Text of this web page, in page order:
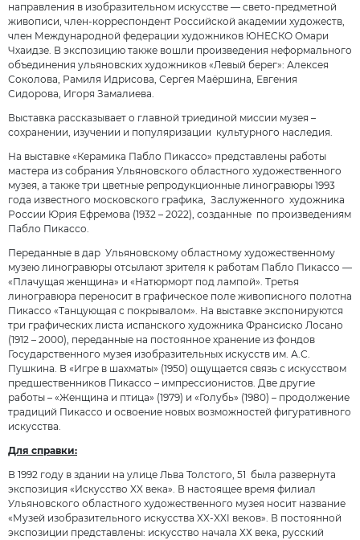
направления в изобразительном искусстве — свето-предметной
живописи, член-корреспондент Российской академии художеств,
член Международной федерации художников ЮНЕСКО Омари
Чхаидзе. В экспозицию также вошли произведения неформального
объединения ульяновских художников «Левый берег»: Алексея
Соколова, Рамиля Идрисова, Сергея Маёршина, Евгения
Сидорова, Игоря Замалиева.
Выставка рассказывает о главной триединой миссии музея –
сохранении, изучении и популяризации культурного наследия.
На выставке «Керамика Пабло Пикассо» представлены работы
мастера из собрания Ульяновского областного художественного
музея, а также три цветные репродукционные линогравюры 1993
года известного московского графика, Заслуженного художника
России Юрия Ефремова (1932 – 2022), созданные по произведениям
Пабло Пикассо.
Переданные в дар Ульяновскому областному художественному
музею линогравюры отсылают зрителя к работам Пабло Пикассо —
«Плачущая женщина» и «Натюрморт под лампой». Третья
линогравюра переносит в графическое поле живописного полотна
Пикассо «Танцующая с покрывалом». На выставке экспонируются
три графических листа испанского художника Франсиско Лосано
(1912 – 2000), переданные на постоянное хранение из фондов
Государственного музея изобразительных искусств им. А.С.
Пушкина. В «Игре в шахматы» (1950) ощущается связь с искусством
предшественников Пикассо – импрессионистов. Две другие
работы – «Женщина и птица» (1979) и «Голубь» (1980) – продолжение
традиций Пикассо и освоение новых возможностей фигуративного
искусства.
Для справки:
В 1992 году в здании на улице Льва Толстого, 51 была развернута
экспозиция «Искусство XX века». В настоящее время филиал
Ульяновского областного художественного музея носит название
«Музей изобразительного искусства XX-XXI веков». В постоянной
экспозиции представлены: искусство начала ХХ века, русский